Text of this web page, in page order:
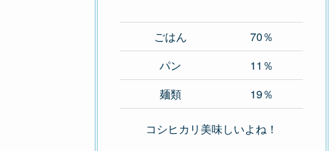
ごはん
70％
パン
11％
麺類
19％
コシヒカリ美味しいよね！